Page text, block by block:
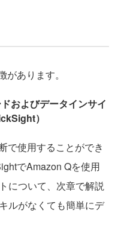
あります。
およびデータインサイ
）
で使用することができ
でAmazon Qを使用
について、次章で解説
ルがなくても簡単にデ